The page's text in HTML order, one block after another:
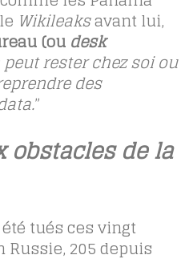
Wikileaksavant lui,
(ou desk
peut rester chez soi ou
des
”
obstacles de la
tués ces vingt
205 depuis